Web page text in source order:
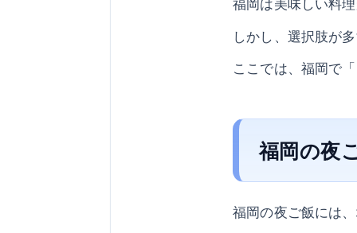
福岡は美味しい料
しかし、選択肢が
ここでは、福岡で
福岡の夜
福岡の夜ご飯には